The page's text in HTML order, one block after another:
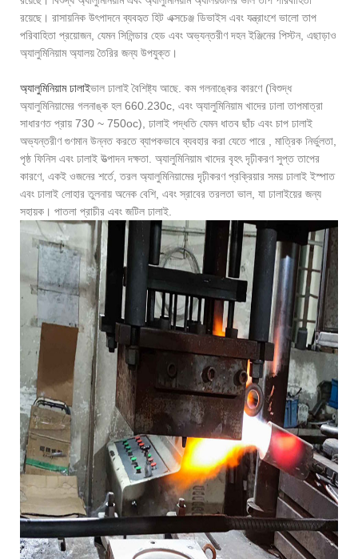
রয়েছে। রাসায়নিক উৎপাদনে ব্যবহৃত হিট এক্সচেঞ্জ ডিভাইস এবং যন্ত্রাংশে ভালো তাপ
পরিবাহিতা প্রয়োজন, যেমন সিলিন্ডার হেড এবং অভ্যন্তরীণ দহন ইঞ্জিনের পিস্টন, এছাড়াও
অ্যালুমিনিয়াম অ্যালয় তৈরির জন্য উপযুক্ত।
অ্যালুমিনিয়াম ঢালাইভাল ঢালাই বৈশিষ্ট্য আছে. কম গলনাঙ্কের কারণে (বিশুদ্ধ
অ্যালুমিনিয়ামের গলনাঙ্ক হল 660.230c, এবং অ্যালুমিনিয়াম খাদের ঢালা তাপমাত্রা
সাধারণত প্রায় 730 ~ 750oc), ঢালাই পদ্ধতি যেমন ধাতব ছাঁচ এবং চাপ ঢালাই
অভ্যন্তরীণ গুণমান উন্নত করতে ব্যাপকভাবে ব্যবহার করা যেতে পারে , মাত্রিক নির্ভুলতা,
পৃষ্ঠ ফিনিস এবং ঢালাই উত্পাদন দক্ষতা. অ্যালুমিনিয়াম খাদের বৃহৎ দৃঢ়ীকরণ সুপ্ত তাপের
কারণে, একই ওজনের শর্তে, তরল অ্যালুমিনিয়ামের দৃঢ়ীকরণ প্রক্রিয়ার সময় ঢালাই ইস্পাত
এবং ঢালাই লোহার তুলনায় অনেক বেশি, এবং স্রাবের তরলতা ভাল, যা ঢালাইয়ের জন্য
সহায়ক। পাতলা প্রাচীর এবং জটিল ঢালাই.